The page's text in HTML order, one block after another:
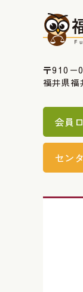
〒910－
福井県
会員
セン